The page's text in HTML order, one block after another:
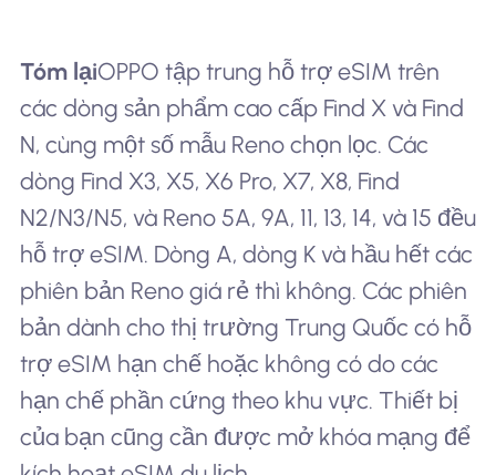
Tóm lạiOPPO tập trung hỗ trợ eSIM trên
các dòng sản phẩm cao cấp Find X và Find
N, cùng một số mẫu Reno chọn lọc. Các
dòng Find X3, X5, X6 Pro, X7, X8, Find
N2/N3/N5, và Reno 5A, 9A, 11, 13, 14, và 15 đều
hỗ trợ eSIM. Dòng A, dòng K và hầu hết các
phiên bản Reno giá rẻ thì không. Các phiên
bản dành cho thị trường Trung Quốc có hỗ
trợ eSIM hạn chế hoặc không có do các
hạn chế phần cứng theo khu vực. Thiết bị
của bạn cũng cần được mở khóa mạng để